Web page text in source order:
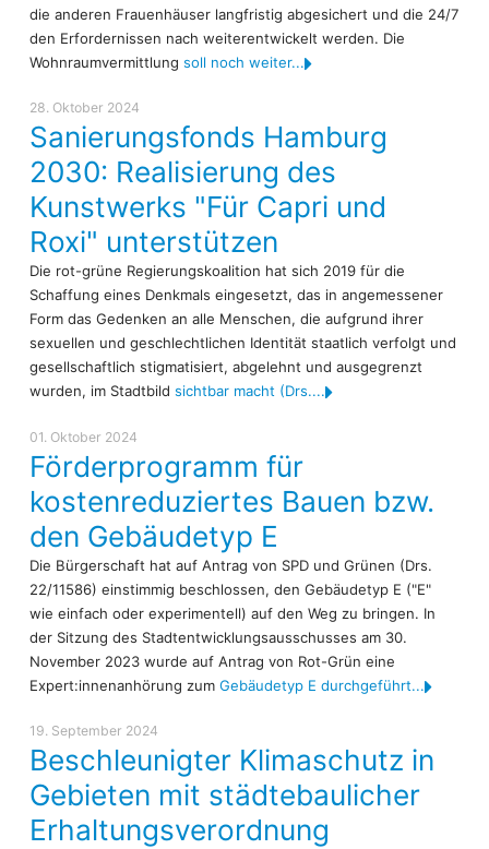
die anderen Frauenhäuser langfristig abgesichert und die 24/7
den Erfordernissen nach weiterentwickelt werden. Die
Wohnraumvermittlungsoll noch weiter...
28. Oktober 2024
Sanierungsfonds Hamburg
2030: Realisierung des
Kunstwerks "Für Capri und
Roxi" unterstützen
Die rot-grüne Regierungskoalition hat sich 2019 für die
Schaffung eines Denkmals eingesetzt, das in angemessener
Form das Gedenken an alle Menschen, die aufgrund ihrer
sexuellen und geschlechtlichen Identität staatlich verfolgt und
gesellschaftlich stigmatisiert, abgelehnt und ausgegrenzt
wurden, im Stadtbildsichtbar macht (Drs....
01. Oktober 2024
Förderprogramm für
kostenreduziertes Bauen bzw.
den Gebäudetyp E
Die Bürgerschaft hat auf Antrag von SPD und Grünen (Drs.
22/11586) einstimmig beschlossen, den Gebäudetyp E ("E"
wie einfach oder experimentell) auf den Weg zu bringen. In
der Sitzung des Stadtentwicklungsausschusses am 30.
November 2023 wurde auf Antrag von Rot-Grün eine
Expert:innenanhörung zumGebäudetyp E durchgeführt...
19. September 2024
Beschleunigter Klimaschutz in
Gebieten mit städtebaulicher
Erhaltungsverordnung